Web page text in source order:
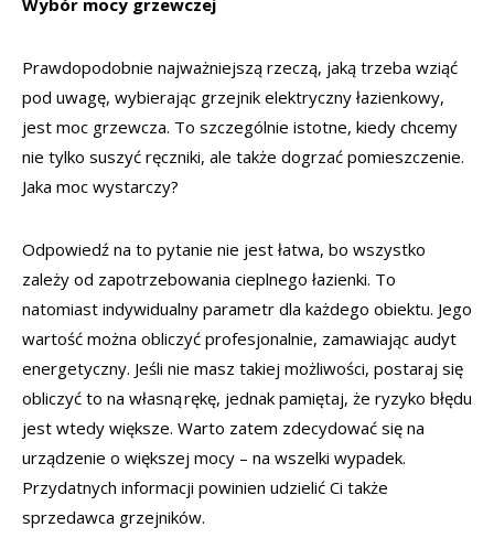
Prawdopodobnie najważniejszą rzeczą, jaką trzeba wziąć
pod uwagę, wybierając grzejnik elektryczny łazienkowy,
jest moc grzewcza. To szczególnie istotne, kiedy chcemy
nie tylko suszyć ręczniki, ale także dogrzać pomieszczenie.
Jaka moc wystarczy?
Odpowiedź na to pytanie nie jest łatwa, bo wszystko
zależy od zapotrzebowania cieplnego łazienki. To
natomiast indywidualny parametr dla każdego obiektu. Jego
wartość można obliczyć profesjonalnie, zamawiając audyt
energetyczny. Jeśli nie masz takiej możliwości, postaraj się
obliczyć to na własną rękę, jednak pamiętaj, że ryzyko błędu
jest wtedy większe. Warto zatem zdecydować się na
urządzenie o większej mocy – na wszelki wypadek.
Przydatnych informacji powinien udzielić Ci także
sprzedawca grzejników.